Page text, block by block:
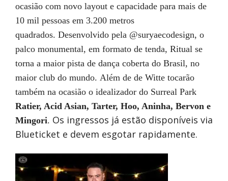
ocasião com novo layout e capacidade para mais de
10 mil pessoas em 3.200 metros
quadrados. Desenvolvido pela @‌suryaecodesign, o
palco monumental, em formato de tenda, Ritual se
torna a maior pista de dança coberta do Brasil, no
maior club do mundo. Além de de Witte tocarão
também na ocasião o idealizador do Surreal Park
Ratier, Acid Asian, Tarter, Hoo, Aninha, Bervon e
Mingori. Os ingressos já estão disponíveis via
Blueticket e devem esgotar rapidamente.